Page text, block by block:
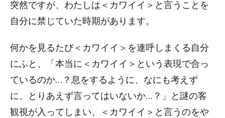
突然ですが、わたしは＜カワイイ＞と言うことを
自分に禁じていた時期があります。
何かを見るたび＜カワイイ＞を連呼しまくる自分
にふと、「本当に＜カワイイ＞という表現で合っ
ているのか…？息をするように、なにも考えず
に、とりあえず言ってはいないか…？」と謎の客
観視が入ってしまい、＜カワイイ＞と言うのをや